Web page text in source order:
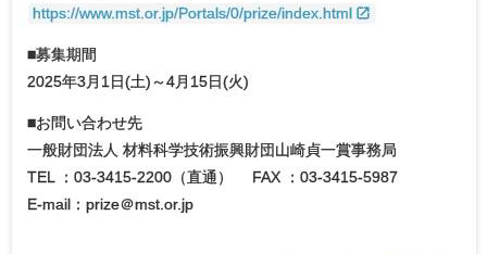
https://www.mst.or.jp/Portals/0/prize/index.html
■募集期間
2025年3月1日(土)～4月15日(火)
■お問い合わせ先
一般財団法人 材料科学技術振興財団山崎貞一賞事務局
TEL ：03-3415-2200（直通） FAX ：03-3415-5987
E-mail：prize＠mst.or.jp